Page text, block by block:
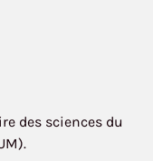
des sciences du